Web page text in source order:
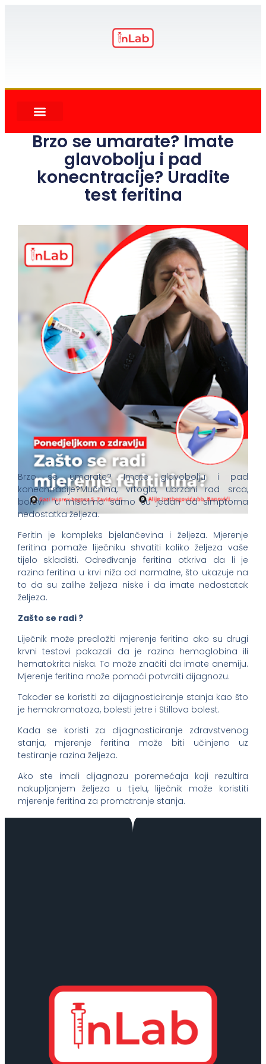
Brzo se umarate? Imate
glavobolju i pad
konecntracije? Uradite
test feritina
Brzo se umarate? Imate glavobolju i pad
konecntracije?Mučnina, vrtogla, ubrzani rad srca,
bolovi u mišićima samo su jedan od simptoma
nedostatka željeza.
Feritin je kompleks bjelančevina i željeza. Mjerenje
feritina pomaže liječniku shvatiti koliko željeza vaše
tijelo skladišti. Određivanje feritina otkriva da li je
razina feritina u krvi niža od normalne, što ukazuje na
to da su zalihe željeza niske i da imate nedostatak
željeza.
Zašto se radi ?
Liječnik može predložiti mjerenje feritina ako su drugi
krvni testovi pokazali da je razina hemoglobina ili
hematokrita niska. To može značiti da imate anemiju.
Mjerenje feritina može pomoći potvrditi dijagnozu.
Također se koristiti za dijagnosticiranje stanja kao što
je hemokromatoza, bolesti jetre i Stillova bolest.
Kada se koristi za dijagnosticiranje zdravstvenog
stanja, mjerenje feritina može biti učinjeno uz
testiranje razina željeza.
Ako ste imali dijagnozu poremećaja koji rezultira
nakupljanjem željeza u tijelu, liječnik može koristiti
mjerenje feritina za promatranje stanja.